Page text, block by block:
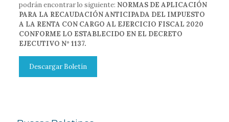
podrán encontrar lo siguiente: NORMAS DE APLICACIÓN
PARA LA RECAUDACIÓN ANTICIPADA DEL IMPUESTO
A LA RENTA CON CARGO AL EJERCICIO FISCAL 2020
CONFORME LO ESTABLECIDO EN EL DECRETO
EJECUTIVO N° 1137.
Descargar Boletín